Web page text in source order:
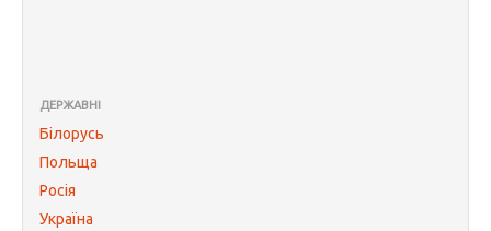
ДЕРЖАВНІ
Білорусь
Польща
Росія
Україна